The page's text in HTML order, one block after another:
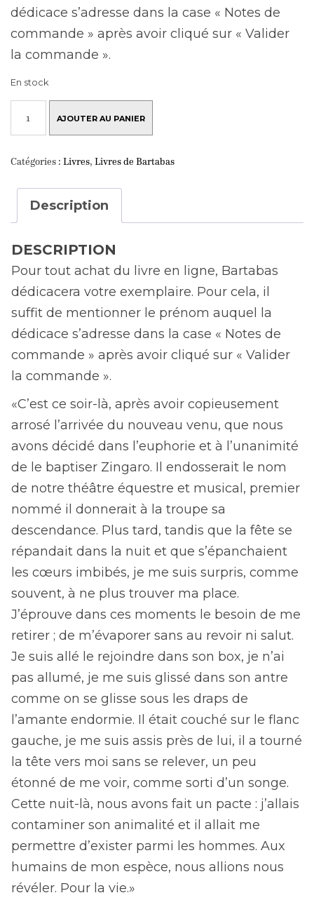
dédicace s’adresse dans la case « Notes de
commande » après avoir cliqué sur « Valider
la commande ».
En stock
-
PAR
BARTABAS
AJOUTER AU PANIER
Catégories : Livres, Livres de Bartabas
Description
DESCRIPTION
Pour tout achat du livre en ligne, Bartabas
dédicacera votre exemplaire. Pour cela, il
suffit de mentionner le prénom auquel la
dédicace s’adresse dans la case « Notes de
commande » après avoir cliqué sur « Valider
la commande ».
«C’est ce soir-là, après avoir copieusement
arrosé l’arrivée du nouveau venu, que nous
avons décidé dans l’euphorie et à l’unanimité
de le baptiser Zingaro. Il endosserait le nom
de notre théâtre équestre et musical, premier
nommé il donnerait à la troupe sa
descendance. Plus tard, tandis que la fête se
répandait dans la nuit et que s’épanchaient
les cœurs imbibés, je me suis surpris, comme
souvent, à ne plus trouver ma place.
J’éprouve dans ces moments le besoin de me
retirer ; de m’évaporer sans au revoir ni salut.
Je suis allé le rejoindre dans son box, je n’ai
pas allumé, je me suis glissé dans son antre
comme on se glisse sous les draps de
l’amante endormie. Il était couché sur le flanc
gauche, je me suis assis près de lui, il a tourné
la tête vers moi sans se relever, un peu
étonné de me voir, comme sorti d’un songe.
Cette nuit-là, nous avons fait un pacte : j’allais
contaminer son animalité et il allait me
permettre d’exister parmi les hommes. Aux
humains de mon espèce, nous allions nous
révéler. Pour la vie.»